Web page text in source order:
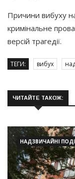
Причини вибуху
кримінальне
версій трагедії.
ТЕГИ: вибух
ЧИТАЙТЕ ТАКОЖ:
НАДЗВИЧАЙНІ